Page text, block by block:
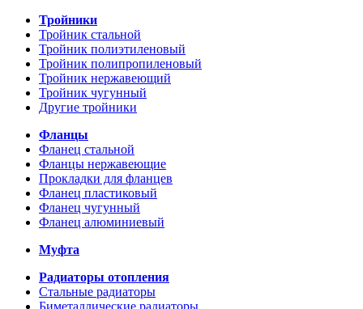
Тройники
Тройник стальной
Тройник полиэтиленовый
Тройник полипропиленовый
Тройник нержавеющий
Тройник чугунный
Другие тройники
Фланцы
Фланец стальной
Фланцы нержавеющие
Прокладки для фланцев
Фланец пластиковый
Фланец чугунный
Фланец алюминиевый
Муфта
Радиаторы отопления
Стальные радиаторы
Биметаллические радиаторы